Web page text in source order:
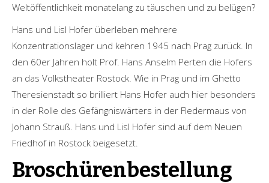
Weltöffentlichkeit monatelang zu täuschen und zu belügen?
Hans und Lisl Hofer überleben mehrere
Konzentrationslager und kehren 1945 nach Prag zurück. In
den 60er Jahren holt Prof. Hans Anselm Perten die Hofers
an das Volkstheater Rostock. Wie in Prag und im Ghetto
Theresienstadt so brilliert Hans Hofer auch hier besonders
in der Rolle des Gefängniswärters in der Fledermaus von
Johann Strauß. Hans und Lisl Hofer sind auf dem Neuen
Friedhof in Rostock beigesetzt.
Broschürenbestellung